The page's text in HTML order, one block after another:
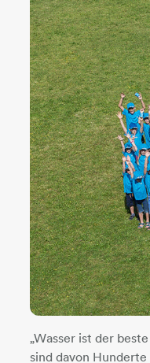
„Wasser ist der
sind davon